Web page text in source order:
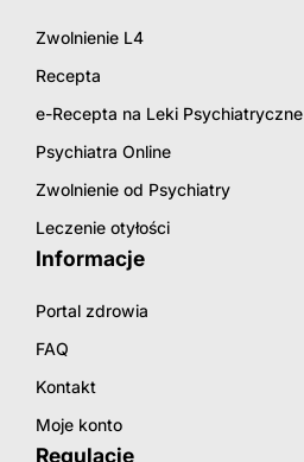
Zwolnienie L4
Recepta
e-Recepta na Leki Psychiatryczne
Psychiatra Online
Zwolnienie od Psychiatry
Leczenie otyłości
Informacje
Portal zdrowia
FAQ
Kontakt
Moje konto
Regulacje